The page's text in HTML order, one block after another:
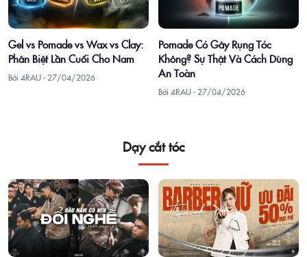
Gel vs Pomade vs Wax vs Clay:
Phân Biệt Lần Cuối Cho Nam
Bởi 4RAU · 27/04/2026
Pomade Có Gây Rụng Tóc
Không? Sự Thật Và Cách Dùng
An Toàn
Bởi 4RAU · 27/04/2026
Dạy cắt tóc